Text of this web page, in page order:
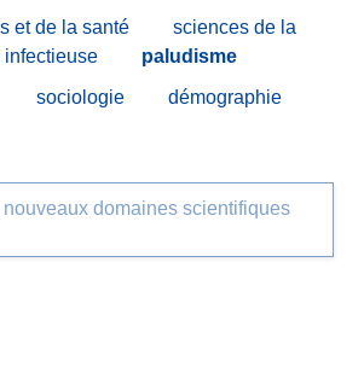
et de la santé
sciences de la
infectieuse
paludisme
sociologie
démographie
nouveaux domaines scientifiques